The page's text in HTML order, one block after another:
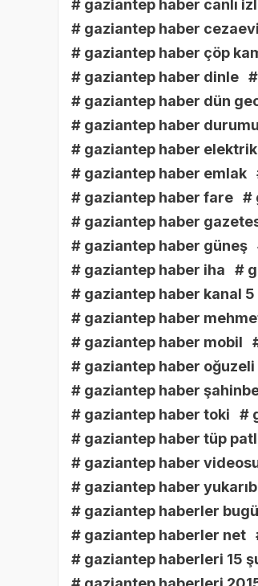
# gaziantep haber canlı
# gaziantep haber cezaevi
# gaziantep haber çöp
# gaziantep haber dinle
# gaziantep haber dün
# gaziantep haber durumu
# gaziantep haber elektrik
# gaziantep haber emlak
# gaziantep haber fare #
# gaziantep haber
# gaziantep haber güneş
# gaziantep haber iha
#
# gaziantep haber kanal 5
# gaziantep haber
# gaziantep haber mobil
# gaziantep haber oğuzeli
# gaziantep haber
# gaziantep haber toki
#
# gaziantep haber tüp
# gaziantep haber
# gaziantep haber
# gaziantep haberler
# gaziantep haberler net
# gaziantep haberleri 15